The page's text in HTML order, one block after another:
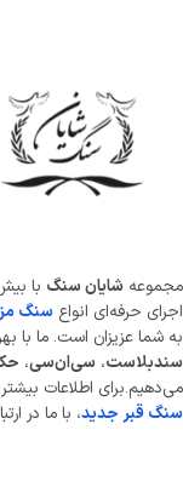
شایان سنگ
حرفه‌ای انواعسنگ مزار
عزیزان است. ما با
،سی‌ان‌سی،
اطلاعات بیشتر
قبر جدید، با ما در